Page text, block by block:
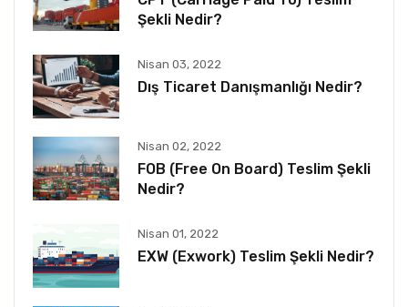
Şekli Nedir?
Nisan 03, 2022
Dış Ticaret Danışmanlığı Nedir?
Nisan 02, 2022
FOB (Free On Board) Teslim Şekli
Nedir?
Nisan 01, 2022
EXW (Exwork) Teslim Şekli Nedir?